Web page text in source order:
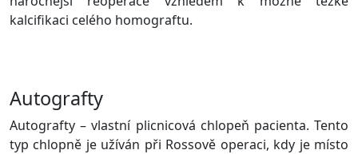
kalcifikaci celého homograftu.
Autografty
Autografty – vlastní plicnicová chlopeň pacienta. Tento
typ chlopně je užíván při Rossově operaci, kdy je místo